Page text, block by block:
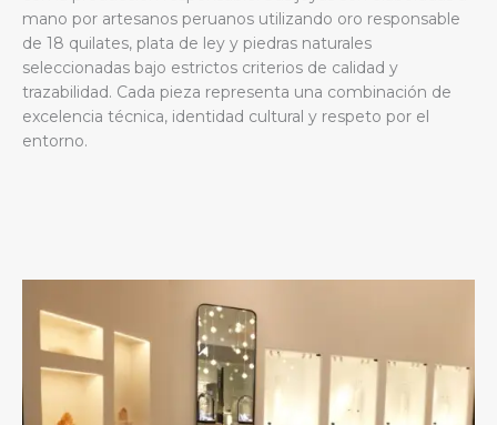
mano por artesanos peruanos utilizando oro responsable
de 18 quilates, plata de ley y piedras naturales
seleccionadas bajo estrictos criterios de calidad y
trazabilidad. Cada pieza representa una combinación de
excelencia técnica, identidad cultural y respeto por el
entorno.